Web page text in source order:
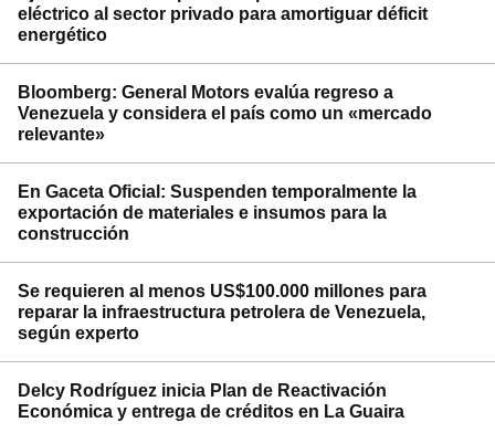
eléctrico al sector privado para amortiguar déficit
energético
Bloomberg: General Motors evalúa regreso a
Venezuela y considera el país como un «mercado
relevante»
En Gaceta Oficial: Suspenden temporalmente la
exportación de materiales e insumos para la
construcción
Se requieren al menos US$100.000 millones para
reparar la infraestructura petrolera de Venezuela,
según experto
Delcy Rodríguez inicia Plan de Reactivación
Económica y entrega de créditos en La Guaira